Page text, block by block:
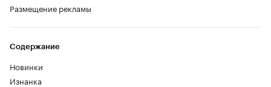
Размещение рекламы
Содержание
Новинки
Изнанка